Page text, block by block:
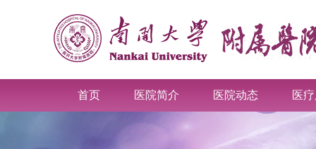
首页 医院简介 医院动态 医